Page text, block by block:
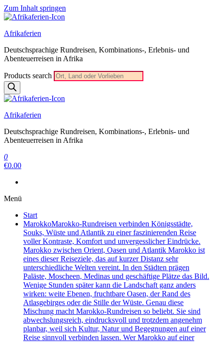
Zum Inhalt springen
Afrikaferien
Deutschsprachige Rundreisen, Kombinations-, Erlebnis- und
Abenteuerreisen in Afrika
Products search
Afrikaferien
Deutschsprachige Rundreisen, Kombinations-, Erlebnis- und
Abenteuerreisen in Afrika
0
€0.00
Menü
Start
MarokkoMarokko-Rundreisen verbinden Königsstädte,
Souks, Wüste und Atlantik zu einer faszinierenden Reise
voller Kontraste, Komfort und unvergesslicher Eindrücke.
Marokko zwischen Orient, Oasen und Atlantik Marokko ist
eines dieser Reiseziele, das auf kurzer Distanz sehr
unterschiedliche Welten vereint. In den Städten prägen
Paläste, Moscheen, Medinas und geschäftige Plätze das Bild.
Wenige Stunden später kann die Landschaft ganz anders
wirken: weite Ebenen, fruchtbare Oasen, der Rand des
Atlasgebirges oder die Stille der Wüste. Genau diese
Mischung macht Marokko-Rundreisen so beliebt. Sie sind
abwechslungsreich, eindrucksvoll und trotzdem angenehm
planbar, weil sich Kultur, Natur und Begegnungen auf einer
Reise sinnvoll verbinden lassen. Wer Marokko auf einer